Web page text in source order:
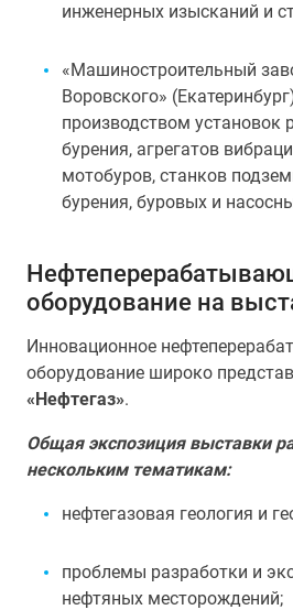
инженерных изысканий и
«Машиностроительный
Воровского»
производством установок
бурения, агрегатов
мотобуров, станков
бурения, буровых и
оборудование на
Инновационное
оборудование широко
«Нефтегаз».
Общая экспозиция выставки
нескольким тематикам:
нефтегазовая геология и
проблемы разработки и
нефтяных месторождений;